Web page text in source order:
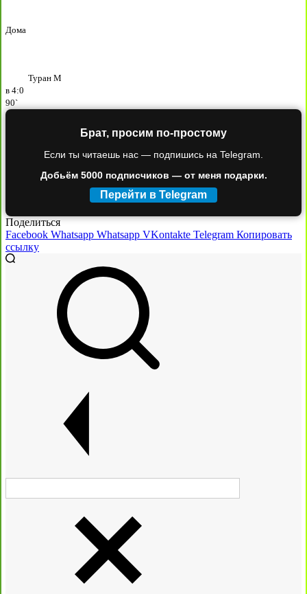
Дома
Туран М
в 4:0
90`
Брат, просим по-простому
Если ты читаешь нас — подпишись на Telegram.
Добьём 5000 подписчиков — от меня подарки.
Перейти в Telegram
Поделиться
Facebook Whatsapp Whatsapp VKontakte Telegram Копировать
ссылку